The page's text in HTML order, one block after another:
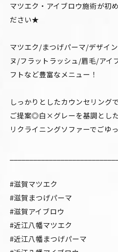
マツエク・アイブロウ施術が初
ださい★
マツエク/まつげパーマ/デザイ
ヌ/フラットラッシュ/眉毛/アイ
フトなど豊富なメニュー！
しっかりとしたカウンセリング
ご提案◎白×グレーを基調とし
リクライニングソファーでごゆ
#滋賀マツエク
#滋賀まつげパーマ
#滋賀アイブロウ
#近江八幡マツエク
#近江八幡まつげパーマ